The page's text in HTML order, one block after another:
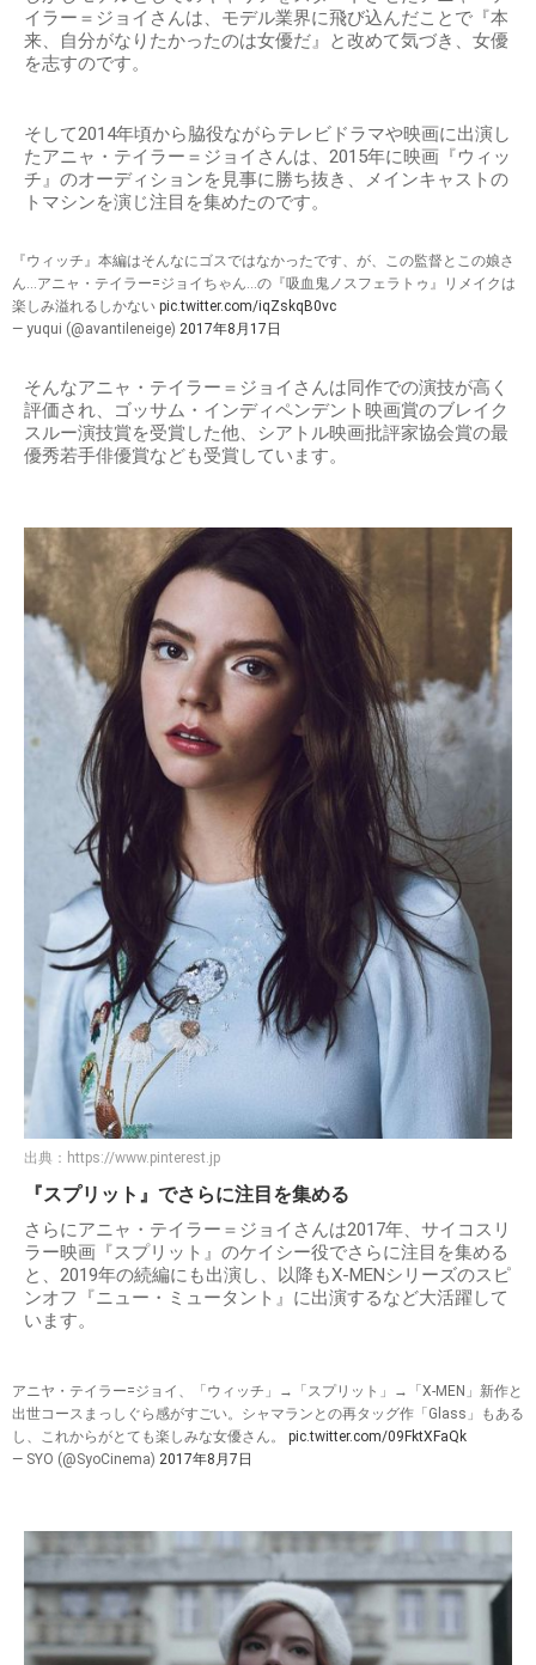
イラー＝ジョイさんは、モデル業界に飛び込んだことで『本
来、自分がなりたかったのは女優だ』と改めて気づき、女優
を志すのです。
そして2014年頃から脇役ながらテレビドラマや映画に出演し
たアニャ・テイラー＝ジョイさんは、2015年に映画『ウィッ
チ』のオーディションを見事に勝ち抜き、メインキャストの
トマシンを演じ注目を集めたのです。
『ウィッチ』本編はそんなにゴスではなかったです、が、この監督とこの娘さ
ん…アニャ・テイラー=ジョイちゃん…の『吸血鬼ノスフェラトゥ』リメイクは
楽しみ溢れるしかない pic.twitter.com/iqZskqB0vc
— yuqui (@avantileneige) 2017年8月17日
そんなアニャ・テイラー＝ジョイさんは同作での演技が高く
評価され、ゴッサム・インディペンデント映画賞のブレイク
スルー演技賞を受賞した他、シアトル映画批評家協会賞の最
優秀若手俳優賞なども受賞しています。
出典： https://www.pinterest.jp
『スプリット』でさらに注目を集める
さらにアニャ・テイラー＝ジョイさんは2017年、サイコスリ
ラー映画『スプリット』のケイシー役でさらに注目を集める
と、2019年の続編にも出演し、以降もX-MENシリーズのスピ
ンオフ『ニュー・ミュータント』に出演するなど大活躍して
います。
アニヤ・テイラー=ジョイ、「ウィッチ」→「スプリット」→「X-MEN」新作と
出世コースまっしぐら感がすごい。シャマランとの再タッグ作「Glass」もある
し、これからがとても楽しみな女優さん。 pic.twitter.com/09FktXFaQk
— SYO (@SyoCinema) 2017年8月7日